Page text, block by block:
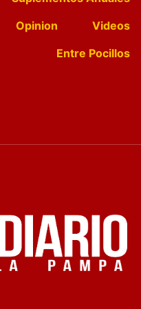
Opinion
Videos
Entre Pocillos